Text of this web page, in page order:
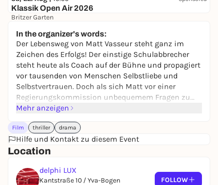
Klassik Open Air 2026
Britzer Garten
In the organizer's words:
Der Lebensweg von Matt Vasseur steht ganz im
Zeichen des Erfolgs! Der einstige Schulabbrecher
steht heute als Coach auf der Bühne und propagiert
vor tausenden von Menschen Selbstliebe und
Selbstvertrauen. Doch als sich Matt vor einer
Regierungskommission unbequemem Fragen zu
seinem Geschäfts-Model stellen muss, drohen
und sein gesamtes Leben zu zerbrechen.
Mehr anzeigen
Film thriller drama
Hilfe und Kontakt zu diesem Event
Location
delphi LUX
Kantstraße 10 / Yva-Bogen
FOLLOW